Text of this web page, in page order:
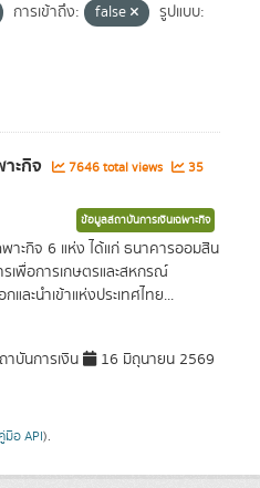
การเข้าถึง: false
รูปแบบ:
ะกิจ 7646 total views
35
ข้อมูลสถาบันการเงินเฉพาะกิจ
าะกิจ 6 แห่ง ได้แก่ ธนาคารออมสิน
เพื่อการเกษตรและสหกรณ์
ละนำเข้าแห่งประเทศไทย...
าบันการเงิน 16 มิถุนายน 2569
คู่มือ API).